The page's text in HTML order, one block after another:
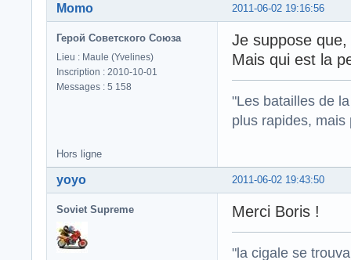
2011-06-02 19:16:56
Momo
Герой Советского Союза
Lieu : Maule (Yvelines)
Inscription : 2010-10-01
Messages : 5 158
Je suppose
Mais qui est la
"Les batailles de
plus rapides,
Hors ligne
2011-06-02 19:43:50
yoyo
Soviet Supreme Merci Boris !
"la cigale se